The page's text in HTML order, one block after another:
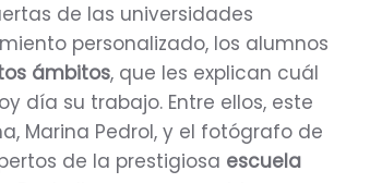
de las universidades
personalizado, los alumnos
ámbitos, que les explican cuál
día su trabajo. Entre ellos, este
Marina Pedrol, y el fotógrafo de
de la prestigiosa escuela